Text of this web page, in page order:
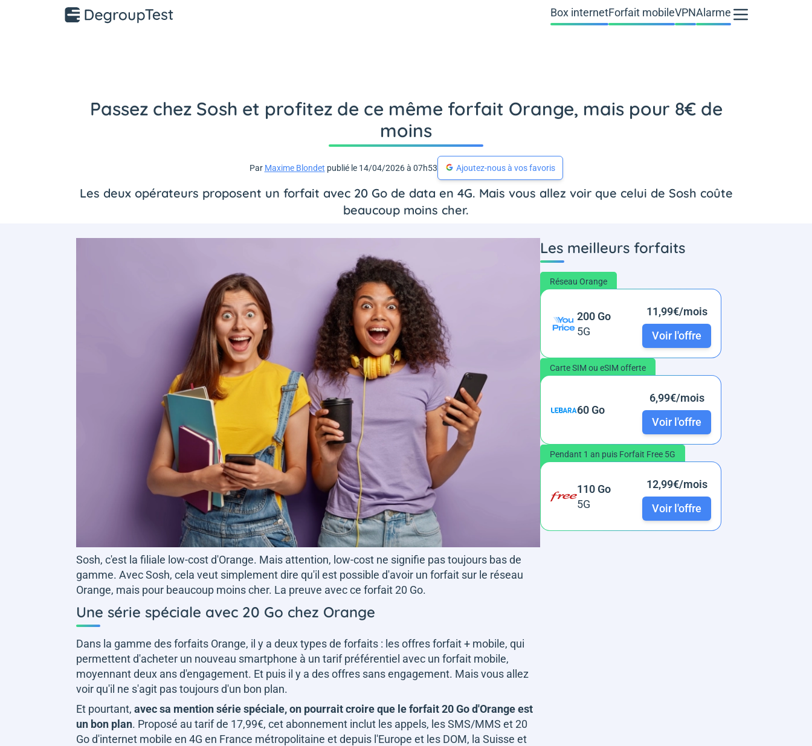
Box internetForfait mobileVPNAlarme
Passez chez Sosh et profitez de ce même forfait Orange, mais pour 8€ de
moins
Par Maxime Blondet publié le 14/04/2026 à 07h53 Ajoutez-nous à vos favoris
Les deux opérateurs proposent un forfait avec 20 Go de data en 4G. Mais vous allez voir que celui de Sosh coûte
beaucoup moins cher.
Sosh, c'est la filiale low-cost d'Orange. Mais attention, low-cost ne signifie pas toujours bas de
gamme. Avec Sosh, cela veut simplement dire qu'il est possible d'avoir un forfait sur le réseau
Orange, mais pour beaucoup moins cher. La preuve avec ce forfait 20 Go.
Une série spéciale avec 20 Go chez Orange
Dans la gamme des forfaits Orange, il y a deux types de forfaits : les offres forfait + mobile, qui
permettent d'acheter un nouveau smartphone à un tarif préférentiel avec un forfait mobile,
moyennant deux ans d'engagement. Et puis il y a des offres sans engagement. Mais vous allez
voir qu'il ne s'agit pas toujours d'un bon plan.
Et pourtant, avec sa mention série spéciale, on pourrait croire que le forfait 20 Go d'Orange est
un bon plan. Proposé au tarif de 17,99€, cet abonnement inclut les appels, les SMS/MMS et 20
Go d'internet mobile en 4G en France métropolitaine et depuis l'Europe et les DOM, la Suisse et
Les meilleurs forfaits
Réseau Orange
200 Go
5G
11,99€/mois
Voir l'offre
Carte SIM ou eSIM offerte
60 Go
6,99€/mois
Voir l'offre
Pendant 1 an puis Forfait Free 5G
110 Go
5G
12,99€/mois
Voir l'offre